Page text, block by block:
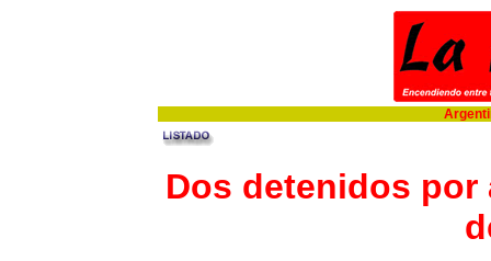
Dos detenidos por